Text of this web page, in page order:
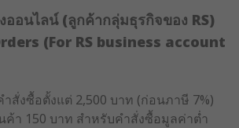
ออนไลน์ (ลูกค้ากลุ่มธุรกิจของ RS)
(For RS business account
สั่งซื้อตั้งแต่ 2,500 บาท (ก่อนภาษี 7%)
ค้า 150 บาท สำหรับคำสั่งซื้อมูลค่าต่ำ